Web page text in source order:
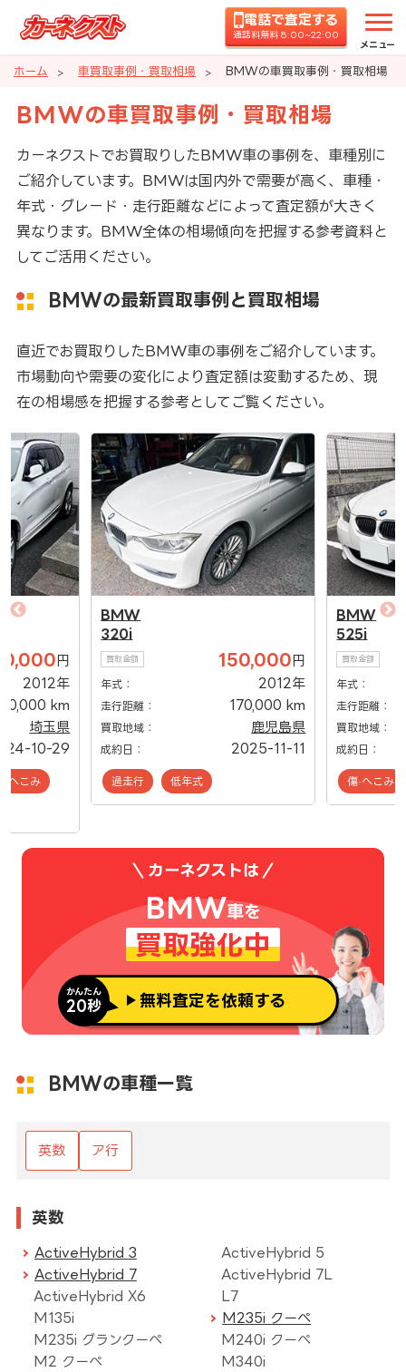
電話で査定する
通話料無料 8:00~22:00
メニュー
ホーム 車買取事例・買取相場 BMWの車買取事例・買取相場
BMWの車買取事例・買取相場
カーネクストでお買取りしたBMW車の事例を、車種別に
ご紹介しています。BMWは国内外で需要が高く、車種・
年式・グレード・走行距離などによって査定額が大きく
異なります。BMW全体の相場傾向を把握する参考資料と
してご活用ください。
BMWの最新買取事例と買取相場
直近でお買取りしたBMW車の事例をご紹介しています。
市場動向や需要の変化により査定額は変動するため、現
在の相場感を把握する参考としてご覧ください。
円
2012年
km
埼玉県
10-29
·へこみ
BMW
320i
買取金額 150,000 円
年式： 2012年
走行距離： 170,000 km
買取地域： 鹿児島県
成約日： 2025-11-11
過走行 低年式
BMW
525i
買取金額
年式：
走行距離：
買取地域：
成約日：
傷·へこみ
カーネクストは
BMW車を
買取強化中
かんたん
20秒 無料査定を依頼する
BMWの車種一覧
英数 ア行
英数
ActiveHybrid 3
ActiveHybrid 5
ActiveHybrid 7
ActiveHybrid 7L
ActiveHybrid X6
L7
M135i
M235i クーペ
M235i グランクーペ
M240i クーペ
M2 クーペ
M340i